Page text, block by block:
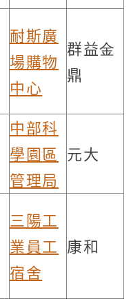
耐斯廣
場購物
中心
群益⾦
鼎
中部科
學園區
管理局
元大
三陽工
業員工
宿舍
康和